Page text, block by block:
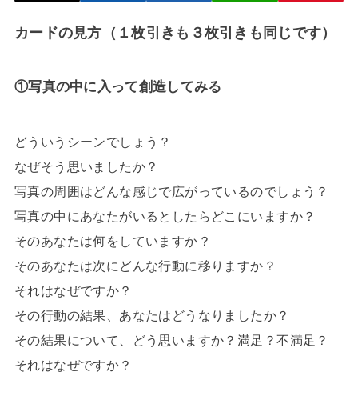
カードの見方（１枚引きも３枚引きも同じです）
①写真の中に入って創造してみる
どういうシーンでしょう？
なぜそう思いましたか？
写真の周囲はどんな感じで広がっているのでしょう？
写真の中にあなたがいるとしたらどこにいますか？
そのあなたは何をしていますか？
そのあなたは次にどんな行動に移りますか？
それはなぜですか？
その行動の結果、あなたはどうなりましたか？
その結果について、どう思いますか？満足？不満足？
それはなぜですか？